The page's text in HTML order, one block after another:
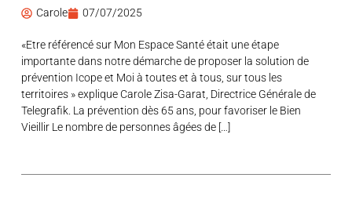
Carole 07/07/2025
«Etre référencé sur Mon Espace Santé était une étape
importante dans notre démarche de proposer la solution de
prévention Icope et Moi à toutes et à tous, sur tous les
territoires » explique Carole Zisa-Garat, Directrice Générale de
Telegrafik. La prévention dès 65 ans, pour favoriser le Bien
Vieillir Le nombre de personnes âgées de […]